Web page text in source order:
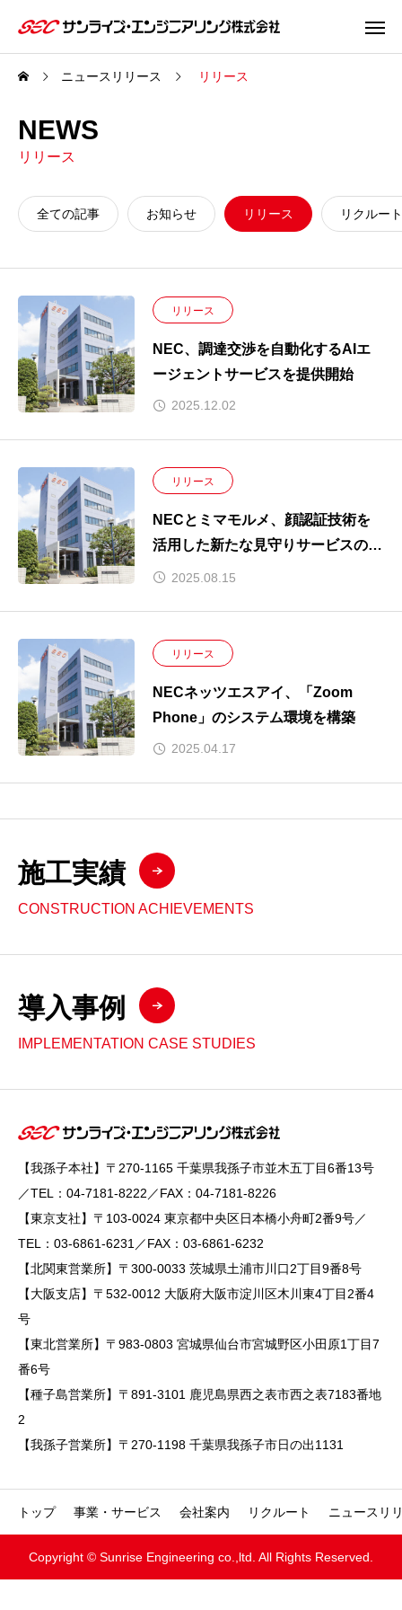
ニュースリリース リリース
NEWS
リリース
全ての記事 お知らせ リリース リクルート
リリース
NEC、調達交渉を自動化するAIエ
ージェントサービスを提供開始
2025.12.02
リリース
NECとミマモルメ、顔認証技術を
活用した新たな見守りサービスの実
証実験を開始
2025.08.15
リリース
NECネッツエスアイ、「Zoom
Phone」のシステム環境を構築
2025.04.17
施工実績
CONSTRUCTION ACHIEVEMENTS
導入事例
IMPLEMENTATION CASE STUDIES
【我孫子本社】〒270-1165 千葉県我孫子市並木五丁目6番13号
／TEL：04-7181-8222／FAX：04-7181-8226
【東京支社】〒103-0024 東京都中央区日本橋小舟町2番9号／
TEL：03-6861-6231／FAX：03-6861-6232
【北関東営業所】〒300-0033 茨城県土浦市川口2丁目9番8号
【大阪支店】〒532-0012 大阪府大阪市淀川区木川東4丁目2番4
号
【東北営業所】〒983-0803 宮城県仙台市宮城野区小田原1丁目7
番6号
【種子島営業所】〒891-3101 鹿児島県西之表市西之表7183番地
2
【我孫子営業所】〒270-1198 千葉県我孫子市日の出1131
トップ 事業・サービス 会社案内 リクルート ニュースリ
Copyright © Sunrise Engineering co.,ltd. All Rights Reserved.